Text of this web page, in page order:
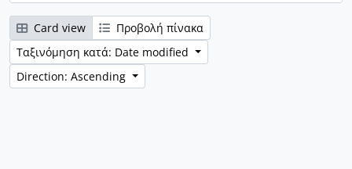
Card view
Προβολή πίνακα
Ταξινόμηση κατά: Date modified
Direction: Ascending